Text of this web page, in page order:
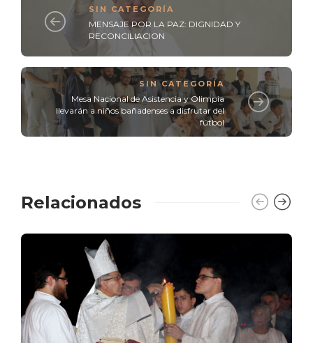
SIN CATEGORÍA
MENSAJE POR LA PAZ: DIGNIDAD Y
RECONCILIACION
SIN CATEGORÍA
Mesa Nacional de Asistencia y Olimpia
llevarán a niños bañadenses a disfrutar del
fútbol
Relacionados